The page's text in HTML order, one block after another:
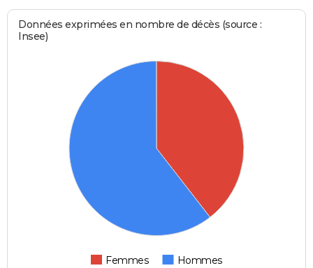
Données exprimées en nombre de décès (source :
Insee)
Femmes Hommes